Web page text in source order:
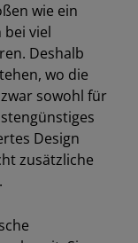
wie ein
viel
Deshalb
wo die
sowohl für
Design
zusätzliche